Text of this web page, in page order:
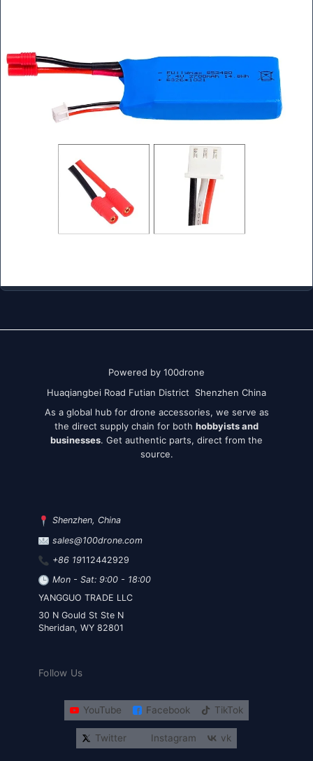
Powered by 100drone
Huaqiangbei Road Futian District Shenzhen China
As a global hub for drone accessories, we serve as
the direct supply chain for both hobbyists and
businesses. Get authentic parts, direct from the
source.
Shenzhen, China
sales@100drone.com
+86 19112442929
Mon - Sat: 9:00 - 18:00
YANGGUO TRADE LLC
30 N Gould St Ste N
Sheridan, WY 82801
Follow Us
YouTube Facebook TikTok
Twitter Instagram vk